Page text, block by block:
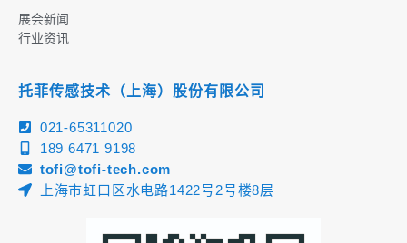
展会新闻
行业资讯
托菲传感技术（上海）股份有限公司
021-65311020
189 6471 9198
tofi@tofi-tech.com
上海市虹口区水电路1422号2号楼8层